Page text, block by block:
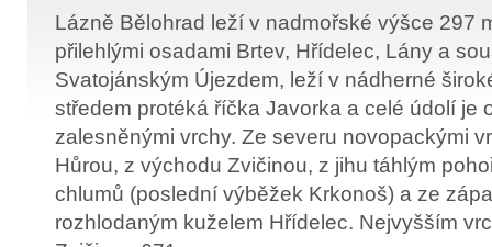
Lázně Bělohrad leží v nadmořské výšce 297
přilehlými osadami Brtev, Hřídelec, Lány a
Svatojánským Újezdem, leží v nádherné
středem protéká říčka Javorka a celé údolí je
zalesněnými vrchy. Ze severu novopackými
Hůrou, z východu Zvičinou, z jihu táhlým
chlumů (poslední výběžek Krkonoš) a ze
rozhlodaným kuželem Hřídelec. Nejvyšším